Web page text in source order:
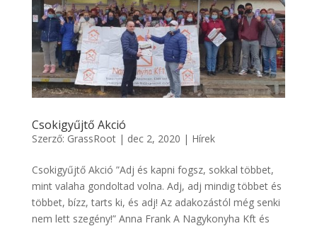
Csokigyűjtő Akció
Szerző: GrassRoot| dec 2, 2020 | Hírek
Csokigyűjtő Akció ”Adj és kapni fogsz, sokkal többet,
mint valaha gondoltad volna. Adj, adj mindig többet és
többet, bízz, tarts ki, és adj! Az adakozástól még senki
nem lett szegény!” Anna Frank A Nagykonyha Kft és